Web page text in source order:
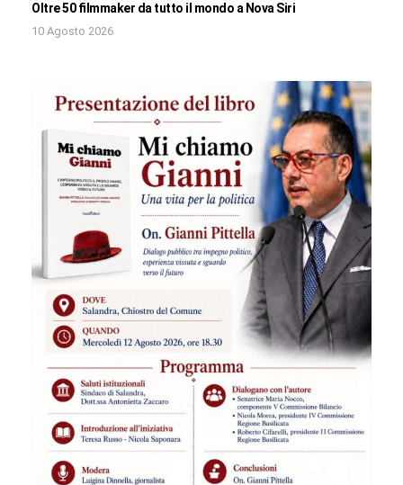
Oltre 50 filmmaker da tutto il mondo a Nova Siri
10 Agosto 2026